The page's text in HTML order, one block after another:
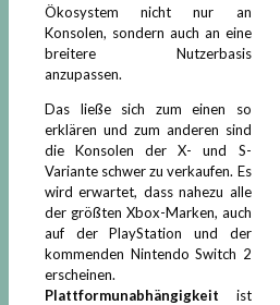
Ökosystem nicht nur an
Konsolen, sondern auch an eine
breitere Nutzerbasis
anzupassen.
Das ließe sich zum einen so
erklären und zum anderen sind
die Konsolen der X- und S-
Variante schwer zu verkaufen. Es
wird erwartet, dass nahezu alle
der größten Xbox-Marken, auch
auf der PlayStation und der
kommenden Nintendo Switch 2
erscheinen.
Plattformunabhängigkeit ist